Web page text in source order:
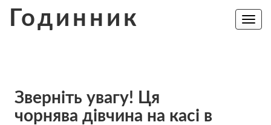
Годинник
Toggle
Зверніть увагу! Ця
чорнява дівчина на касі в